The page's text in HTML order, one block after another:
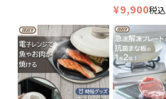
¥9,900税込